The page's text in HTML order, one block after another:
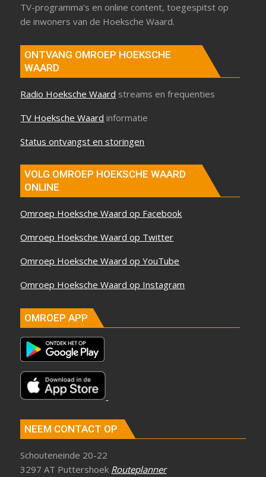
TV-programma’s en online content, toegespitst op
de inwoners van de Hoeksche Waard.
ONTVANG OMROEP HOEKSCHE
WAARD
Radio Hoeksche Waard streams en frequenties
TV Hoeksche Waard informatie
Status ontvangst en storingen
VOLG OMROEP HOEKSCHE WAARD
ONLINE
Omroep Hoeksche Waard op Facebook
Omroep Hoeksche Waard op Twitter
Omroep Hoeksche Waard op YouTube
Omroep Hoeksche Waard op Instagram
OMROEP APP
NEEM CONTACT OP
Schouteneinde 20-22
3297 AT Puttershoek Routeplanner